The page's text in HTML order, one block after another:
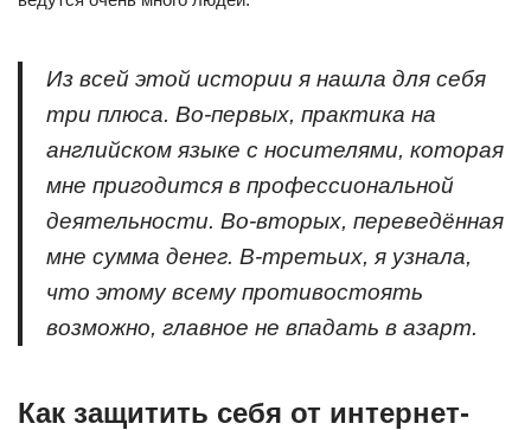
Из всей этой истории я нашла для себя
три плюса. Во-первых, практика на
английском языке с носителями, которая
мне пригодится в профессиональной
деятельности. Во-вторых, переведённая
мне сумма денег. В-третьих, я узнала,
что этому всему противостоять
возможно, главное не впадать в азарт.
Как защитить себя от интернет-